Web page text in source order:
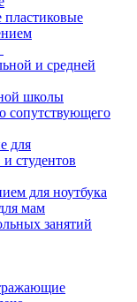
и средней
школы
сопутствующего
для
студентов
для ноутбука
мам
занятий